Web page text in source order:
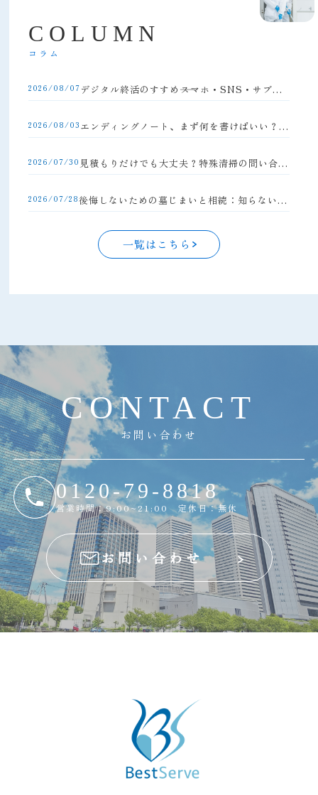
C O L U M N
コラム
2026/08/07 デジタル終活のすすめ――スマホ・SNS・サブスクの整理方法
2026/08/03 エンディングノート、まず何を書けばいい？初心者向け完全ガイド
2026/07/30 見積もりだけでも大丈夫？特殊清掃の問い合わせの流れと注意点
2026/07/28 後悔しないための墓じまいと相続：知らないと損する手続きの落とし穴
一覧はこちら
CONTA C T
お問い合わせ
0120-79-8818
営業時間：9:00~21:00 定休日：無休
お問い合わせ